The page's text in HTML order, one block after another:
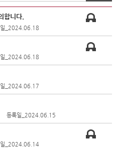
합니다.
일_2024.06.18
일_2024.06.18
일_2024.06.17
등록일_2024.06.15
일_2024.06.14